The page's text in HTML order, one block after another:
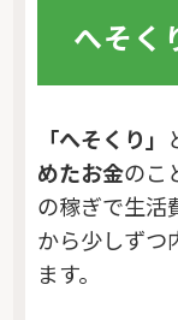
へそく
「へそくり」
めたお金のこ
の稼ぎで生活
から少しずつ
ます。